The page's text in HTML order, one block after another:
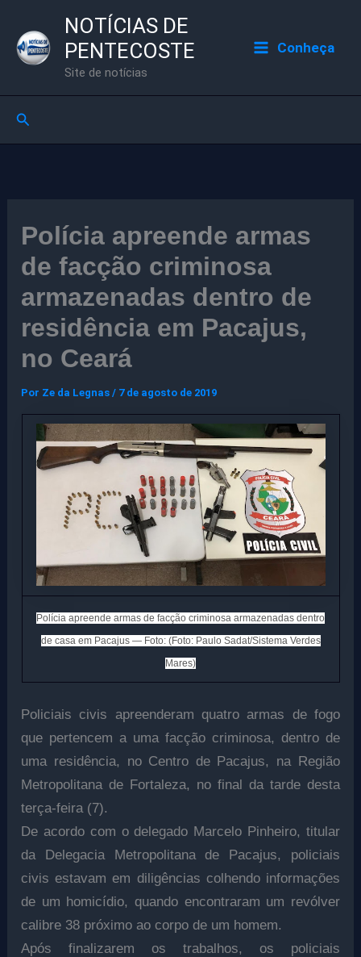
para
NOTÍCIAS DE
PENTECOSTE
Site de notícias
Conheça
Pesquisar
Polícia apreende armas
de facção criminosa
armazenadas dentro de
residência em Pacajus,
no Ceará
Por Ze da Legnas/ 7 de agosto de 2019
Polícia apreende armas de facção criminosa armazenadas dentro
de casa em Pacajus — Foto: (Foto: Paulo Sadat/Sistema Verdes
Mares)
Policiais civis apreenderam quatro armas de fogo
que pertencem a uma facção criminosa, dentro de
uma residência, no Centro de Pacajus, na Região
Metropolitana de Fortaleza, no final da tarde desta
terça-feira (7).
De acordo com o delegado Marcelo Pinheiro, titular
da Delegacia Metropolitana de Pacajus, policiais
civis estavam em diligências colhendo informações
de um homicídio, quando encontraram um revólver
calibre 38 próximo ao corpo de um homem.
Após finalizarem os trabalhos, os policiais